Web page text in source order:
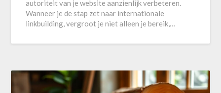
autoriteit van je website aanzienlijk verbeteren.
Wanneer je de stap zet naar internationale
linkbuilding, vergroot je niet alleen je bereik,…